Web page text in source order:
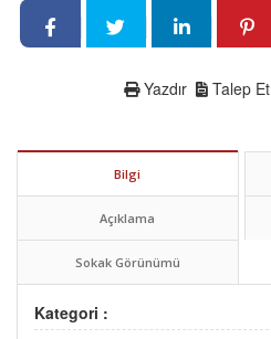
Talep Et
Yazdır
Bilgi
Açıklama
Sokak Görünümü
Kategori :